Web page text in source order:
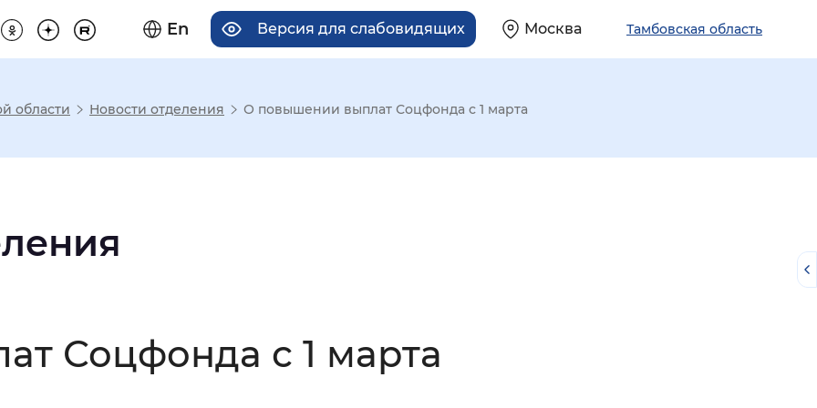
En Версия для слабовидящих Москва Тамбовская область
отображения
Увеличенный Большой
области Новости отделения О повышении выплат Соцфонда с 1 марта
Соцфонда с 1 марта